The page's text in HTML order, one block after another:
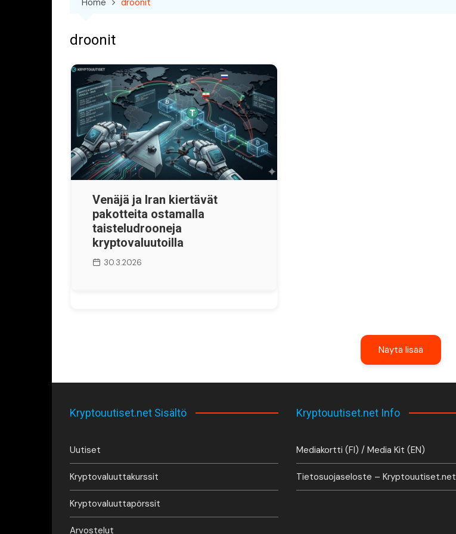
droonit
Venäjä ja Iran kiertävät
pakotteita ostamalla
taisteludrooneja
kryptovaluutoilla
30.3.2026
Näytä lisää
Kryptouutiset.net Sisältö
Uutiset
Kryptovaluuttakurssit
Kryptovaluuttapörssit
Arvostelut
Kryptouutiset.net Info
Mediakortti (FI) / Media Kit (EN)
Tietosuojaseloste – Kryptouutiset.net